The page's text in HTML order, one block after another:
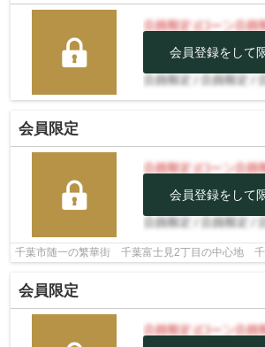
会員登録をして
会員限定
会員登録をして
千葉市随一の繁華街 千葉富士見2丁目の中心地 千
会員限定